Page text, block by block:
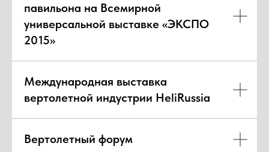
павильона на Всемирной
универсальной выставке «ЭКСПО
2015»
Международная выставка
вертолетной индустрии HeliRussia
Вертолетный форум